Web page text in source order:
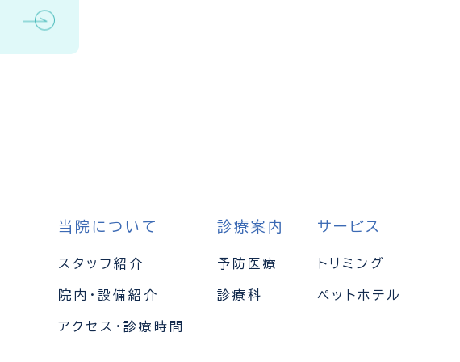
当院について
スタッフ紹介
院内・設備紹介
アクセス・診療時間
診療案内
予防医療
診療科
サービス
トリミング
ペットホテル